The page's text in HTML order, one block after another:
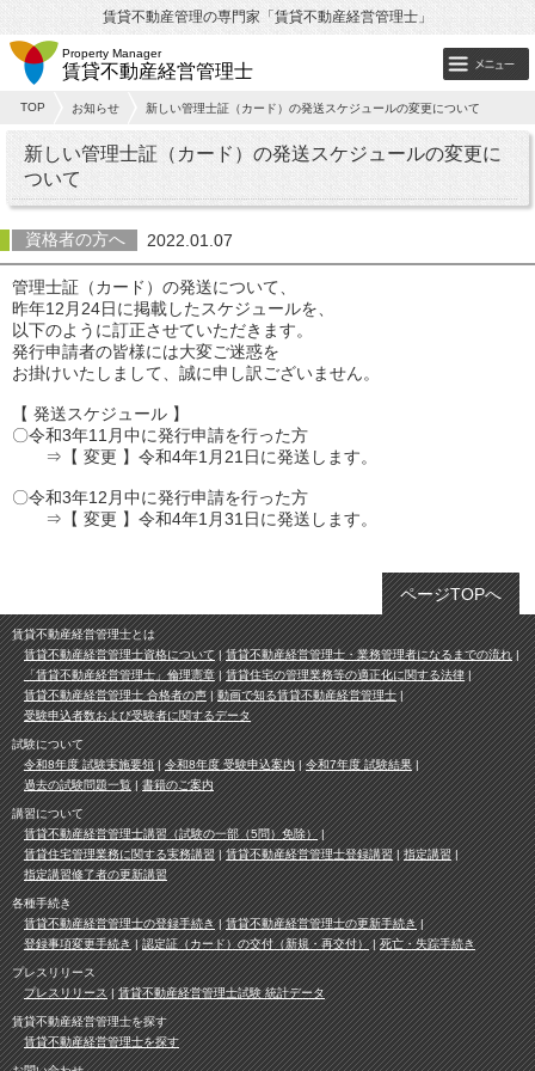
賃貸不動産管理の専門家「賃貸不動産経営管理士」
Property Manager
賃貸不動産経営管理士
TOP お知らせ 新しい管理士証（カード）の発送スケジュールの変更について
新しい管理士証（カード）の発送スケジュールの変更に
ついて
資格者の方へ 2022.01.07
管理士証（カード）の発送について、
昨年12月24日に掲載したスケジュールを、
以下のように訂正させていただきます。
発行申請者の皆様には大変ご迷惑を
お掛けいたしまして、誠に申し訳ございません。
【 発送スケジュール 】
〇令和3年11月中に発行申請を行った方
⇒【 変更 】令和4年1月21日に発送します。
〇令和3年12月中に発行申請を行った方
⇒【 変更 】令和4年1月31日に発送します。
ページTOPへ
賃貸不動産経営管理士とは
賃貸不動産経営管理士資格について
賃貸不動産経営管理士・業務管理者になるまでの流れ
「賃貸不動産経営管理士」倫理憲章
賃貸住宅の管理業務等の適正化に関する法律
賃貸不動産経営管理士 合格者の声
動画で知る賃貸不動産経営管理士
受験申込者数および受験者に関するデータ
試験について
令和8年度 試験実施要領
令和8年度 受験申込案内
令和7年度 試験結果
過去の試験問題一覧
書籍のご案内
講習について
賃貸不動産経営管理士講習（試験の一部（5問）免除）
賃貸住宅管理業務に関する実務講習
賃貸不動産経営管理士登録講習
指定講習
指定講習修了者の更新講習
各種手続き
賃貸不動産経営管理士の登録手続き
賃貸不動産経営管理士の更新手続き
登録事項変更手続き
認定証（カード）の交付（新規・再交付） 死亡・失踪手続き
プレスリリース
プレスリリース
賃貸不動産経営管理士試験 統計データ
賃貸不動産経営管理士を探す
賃貸不動産経営管理士を探す